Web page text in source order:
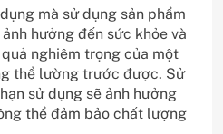
mà sử dụng sản phẩm
hưởng đến sức khỏe và
nghiêm trọng của một
thể lường trước được. Sử
sử dụng sẽ ảnh hưởng
thể đảm bảo chất lượng